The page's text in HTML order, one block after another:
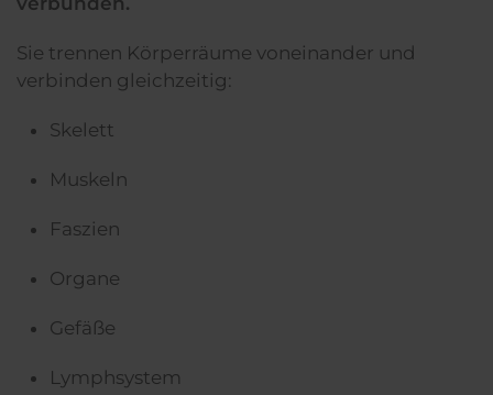
Sie trennen Körperräume voneinander und
verbinden gleichzeitig:
Skelett
Muskeln
Faszien
Organe
Gefäße
Lymphsystem